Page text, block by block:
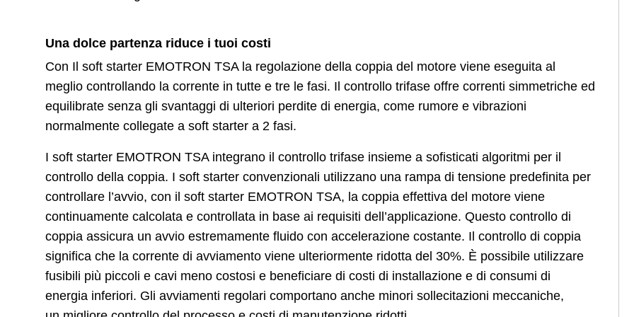
Una dolce partenza riduce i tuoi costi
Con Il soft starter EMOTRON TSA la regolazione della coppia del motore viene eseguita al
meglio controllando la corrente in tutte e tre le fasi. Il controllo trifase offre correnti simmetriche ed
equilibrate senza gli svantaggi di ulteriori perdite di energia, come rumore e vibrazioni
normalmente collegate a soft starter a 2 fasi.
I soft starter EMOTRON TSA integrano il controllo trifase insieme a sofisticati algoritmi per il
controllo della coppia. I soft starter convenzionali utilizzano una rampa di tensione predefinita per
controllare l’avvio, con il soft starter EMOTRON TSA, la coppia effettiva del motore viene
continuamente calcolata e controllata in base ai requisiti dell’applicazione. Questo controllo di
coppia assicura un avvio estremamente fluido con accelerazione costante. Il controllo di coppia
significa che la corrente di avviamento viene ulteriormente ridotta del 30%. È possibile utilizzare
fusibili più piccoli e cavi meno costosi e beneficiare di costi di installazione e di consumi di
energia inferiori. Gli avviamenti regolari comportano anche minori sollecitazioni meccaniche,